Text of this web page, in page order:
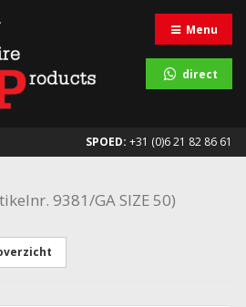
Menu
direct
SPOED: +31 (0)6 21 82 86 61
9381/GA SIZE 50)